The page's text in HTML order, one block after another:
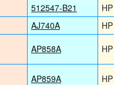
512547-B21
HP
AJ740A
HP
AP858A
HP
AP859A HP